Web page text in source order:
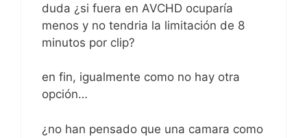
duda ¿si fuera en AVCHD ocuparía
menos y no tendria la limitación de 8
minutos por clip?
en fin, igualmente como no hay otra
opción…
¿no han pensado que una camara como